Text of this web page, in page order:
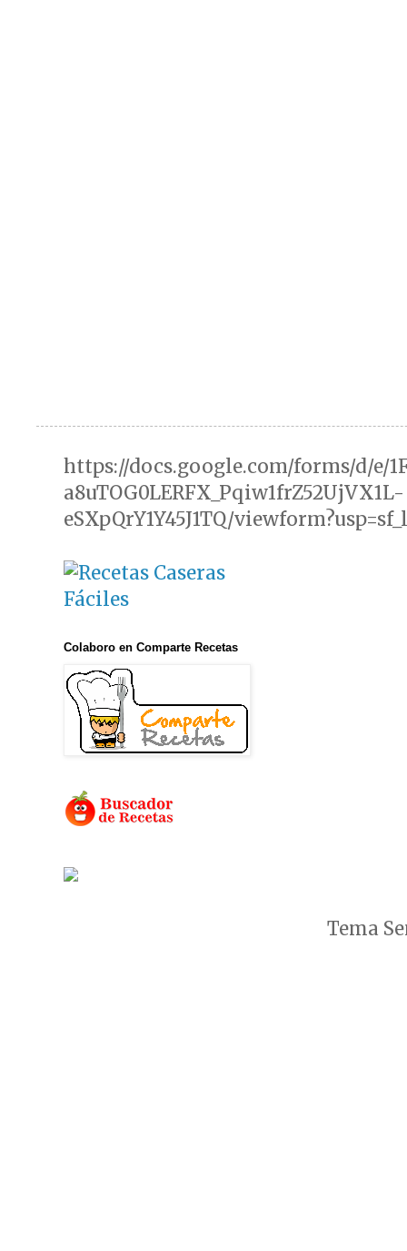
https://docs.google.com/forms/d/e/
a8uTOG0LERFX_Pqiw1frZ52UjVX1L-
eSXpQrY1Y45J1TQ/
Colaboro en Comparte Recetas
Tema